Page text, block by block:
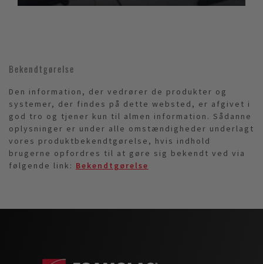
Bekendtgørelse
Den information, der vedrører de produkter og
systemer, der findes på dette websted, er afgivet i
god tro og tjener kun til almen information. Sådanne
oplysninger er under alle omstændigheder underlagt
vores produktbekendtgørelse, hvis indhold
brugerne opfordres til at gøre sig bekendt ved via
følgende link: Bekendtgørelse